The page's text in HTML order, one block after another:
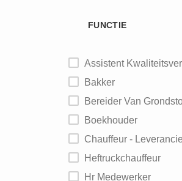
FUNCTIE
Assistent
Bakker
Bereider Van
Boekhouder
Chauffeur -
Heftruckchauffeur
Hr Medewerker